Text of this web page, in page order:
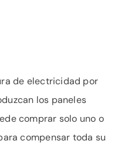
de electricidad por
los paneles
comprar solo uno o
compensar toda su